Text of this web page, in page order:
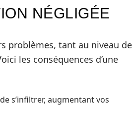
NÉGLIGÉE
problèmes, tant au niveau de
les conséquences d’une
s’infiltrer, augmentant vos